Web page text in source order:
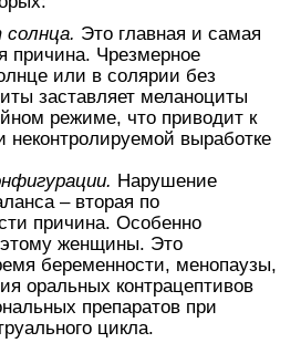
Это главная и самая
причина. Чрезмерное
или в солярии без
заставляет меланоциты
режиме, что приводит к
выработке
Нарушение
– вторая по
причина. Особенно
этому женщины. Это
беременности, менопаузы,
оральных контрацептивов
препаратов при
цикла.